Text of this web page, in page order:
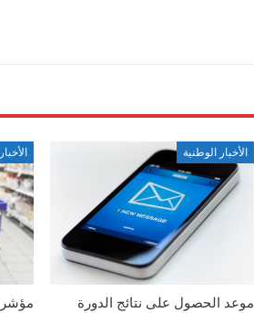
الأخبار الوطنية
موعد الحصول على نتائج الدورة
مؤشر